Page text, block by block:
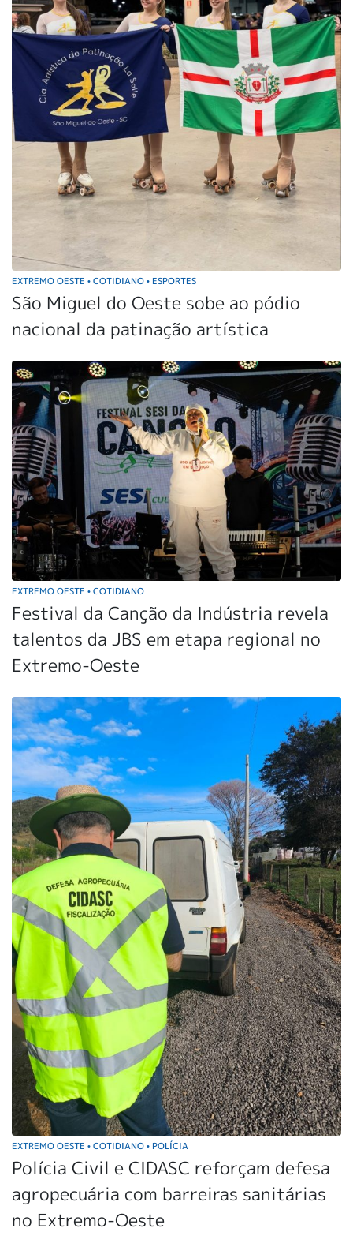
EXTREMO OESTE • COTIDIANO • ESPORTES
São Miguel do Oeste sobe ao pódio
nacional da patinação artística
EXTREMO OESTE • COTIDIANO
Festival da Canção da Indústria revela
talentos da JBS em etapa regional no
Extremo-Oeste
EXTREMO OESTE • COTIDIANO • POLÍCIA
Polícia Civil e CIDASC reforçam defesa
agropecuária com barreiras sanitárias
no Extremo-Oeste